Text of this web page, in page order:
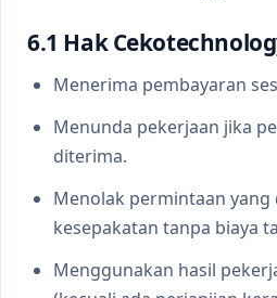
6.1 Hak
Menerima pembayaran
Menunda pekerjaan jika
diterima.
Menolak permintaan yang
kesepakatan tanpa biaya
Menggunakan hasil